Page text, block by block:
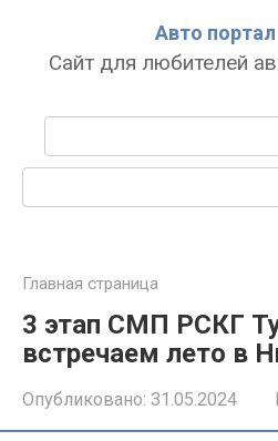
Авто портал
Сайт для любителей
Главная страница
3 этап СМП РСКГ
встречаем лето в
Опубликовано: 31.05.2024